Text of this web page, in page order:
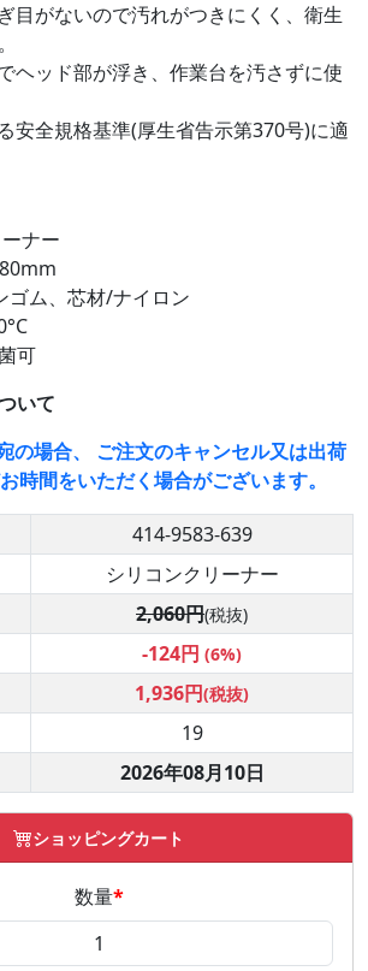
目がないので汚れがつきにくく、衛生
ヘッド部が浮き、作業台を汚さずに使
安全規格基準(厚生省告示第370号)に適
ナー
ゴム、芯材/ナイロン
可
いて
の場合、 ご注文のキャンセル又は出荷
時間をいただく場合がございます。
414-9583-639
シリコンクリーナー
2,060円(税抜)
-124円 (6%)
1,936円(税抜)
19
2026年08月10日
ショッピングカート
数量*